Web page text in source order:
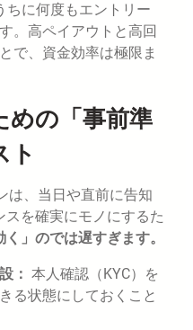
ちに何度もエントリー
。高ペイアウトと高回
で、資金効率は極限ま
めの「事前準
ト
は、当日や直前に告知
を確実にモノにするた
く」のでは遅すぎます。
： 本人確認（KYC）を
る状態にしておくこと